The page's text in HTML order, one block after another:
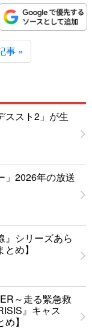
事 »
ススト2」が生
」2026年の放送
』シリーズあら
め】
～走る緊急救
』キャス
】